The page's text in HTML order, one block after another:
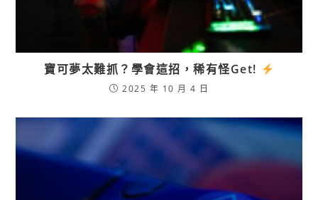
寶可夢太難抓？學會這招，稀有怪Get!
2025 年 10 月 4 日